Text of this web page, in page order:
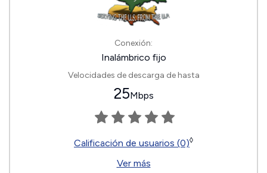
Conexión:
Inalámbrico fijo
Velocidades de descarga de hasta
25Mbps
Calificación de usuarios (0)◊
Ver más